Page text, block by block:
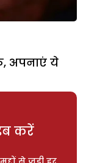
अपनाएं ये
करें